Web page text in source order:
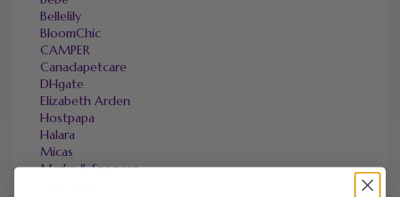
Bellelily
BloomChic
CAMPER
Canadapetcare
DHgate
Elizabeth Arden
Hostpapa
Halara
Micas
Marks & Spencer